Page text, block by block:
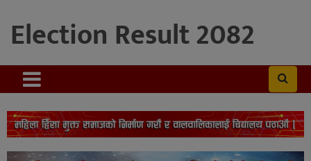
Election Result 2082